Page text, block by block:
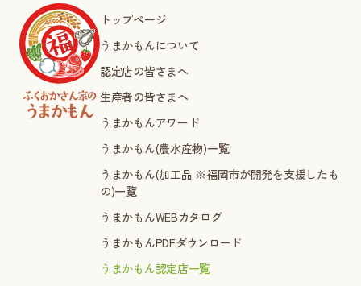
トップページ
うまかもんについて
認定店の皆さまへ
生産者の皆さまへ
うまかもんアワード
うまかもん(農水産物)一覧
うまかもん(加工品 ※福岡市が開発を支援したも
の)一覧
うまかもんWEBカタログ
うまかもんPDFダウンロード
うまかもん認定店一覧